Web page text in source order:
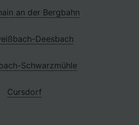
an der Bergbahn
Deesbach
Schwarzmühle
Cursdorf